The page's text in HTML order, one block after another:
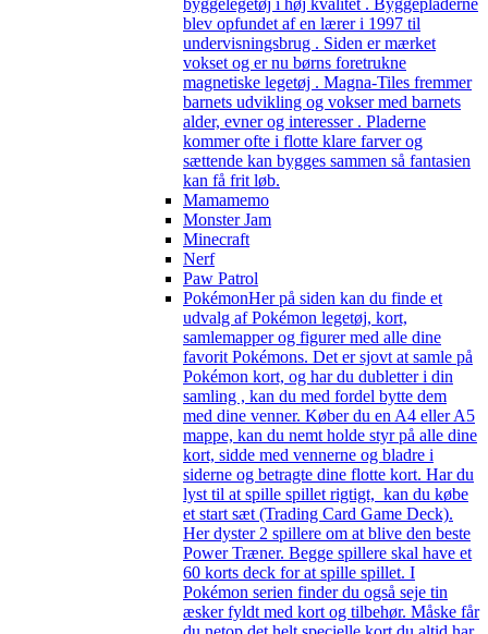
blev opfundet af en lærer i 1997 til
undervisningsbrug . Siden er mærket
vokset og er nu børns foretrukne
magnetiske legetøj . Magna-Tiles fremmer
barnets udvikling og vokser med barnets
alder, evner og interesser . Pladerne
kommer ofte i flotte klare farver og
sættende kan bygges sammen så fantasien
kan få frit løb.
Mamamemo
Monster Jam
Minecraft
Nerf
Paw Patrol
PokémonHer på siden kan du finde et
udvalg af Pokémon legetøj, kort,
samlemapper og figurer med alle dine
favorit Pokémons. Det er sjovt at samle på
Pokémon kort, og har du dubletter i din
samling , kan du med fordel bytte dem
med dine venner. Køber du en A4 eller A5
mappe, kan du nemt holde styr på alle dine
kort, sidde med vennerne og bladre i
siderne og betragte dine flotte kort. Har du
lyst til at spille spillet rigtigt, kan du købe
et start sæt (Trading Card Game Deck).
Her dyster 2 spillere om at blive den beste
Power Træner. Begge spillere skal have et
60 korts deck for at spille spillet. I
Pokémon serien finder du også seje tin
æsker fyldt med kort og tilbehør. Måske får